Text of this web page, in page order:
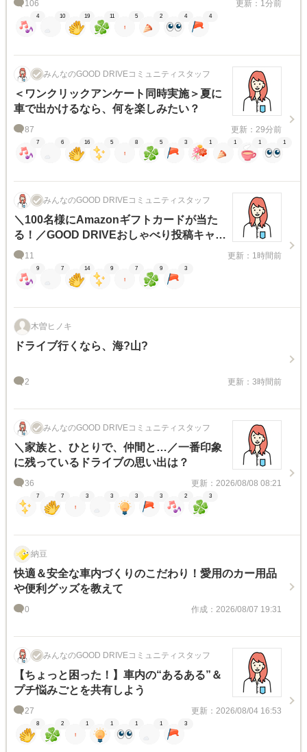
106 更新：1分前
4 10 19 11 5 2 4 4
みんなのGOOD DRIVEコミュニティスタッフ
＜ワンクリックアンケート同時実施＞夏に
車で出かけるなら、何を楽しみたい？
87 更新：29分前
7 6 16 5 8 5 3 1 1 1 1
みんなのGOOD DRIVEコミュニティスタッフ
＼100名様にAmazonギフトカードが当た
る！／GOOD DRIVEおしゃべり投稿キャン
ペーン
11 更新：1時間前
9 7 14 9 7 9 3
木曽ヒノキ
ドライブ行くなら、海?山?
2 更新：3時間前
みんなのGOOD DRIVEコミュニティスタッフ
＼家族と、ひとりで、仲間と…／一番印象
に残っているドライブの思い出は？
36 更新：2026/08/08 08:21
7 7 3 3 3 3 2 3
納豆
快適＆安全な車内づくりのこだわり！愛用のカー用品
や便利グッズを教えて
0 作成：2026/08/07 19:31
みんなのGOOD DRIVEコミュニティスタッフ
【ちょっと困った！】車内の“あるある”＆
プチ悩みごとを共有しよう
27 更新：2026/08/04 16:53
8 2 1 1 1 1 3